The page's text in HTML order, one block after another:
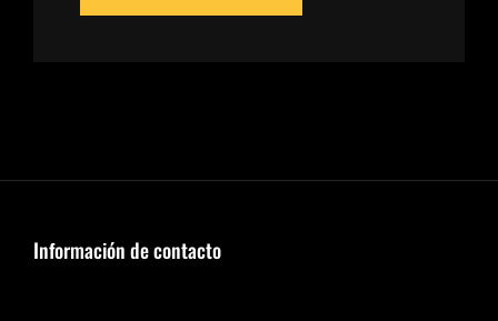
Información de contacto